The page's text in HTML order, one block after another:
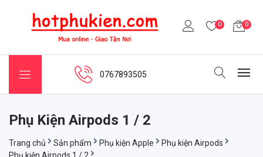
0 0
0767893505
Phụ Kiện Airpods 1 / 2
Trang chủ Sản phẩm Phụ kiện Apple
Phụ kiện Airpods